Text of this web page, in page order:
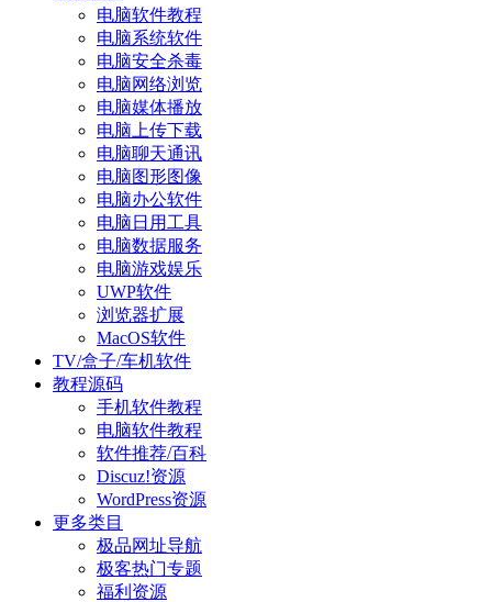
电脑软件教程
电脑系统软件
电脑安全杀毒
电脑网络浏览
电脑媒体播放
电脑上传下载
电脑聊天通讯
电脑图形图像
电脑办公软件
电脑日用工具
电脑数据服务
电脑游戏娱乐
UWP软件
浏览器扩展
MacOS软件
TV/盒子/车机软件
教程源码
手机软件教程
电脑软件教程
软件推荐/百科
Discuz!资源
WordPress资源
更多类目
极品网址导航
极客热门专题
福利资源